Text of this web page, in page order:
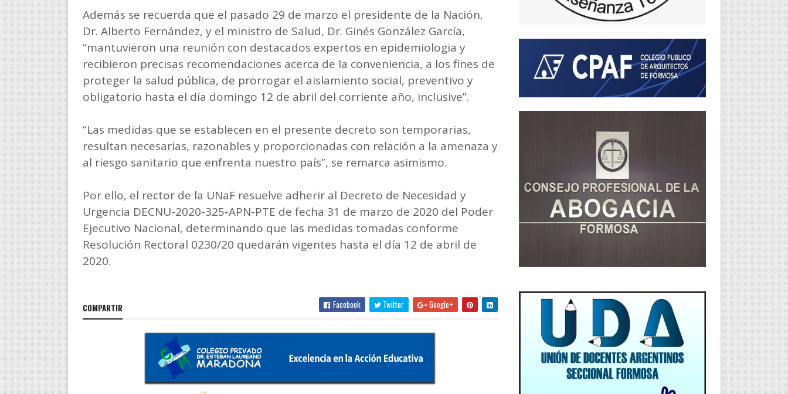
Además se recuerda que el pasado 29 de marzo el presidente de la Nación,
Dr. Alberto Fernández, y el ministro de Salud, Dr. Ginés González García,
“mantuvieron una reunión con destacados expertos en epidemiologia y
recibieron precisas recomendaciones acerca de la conveniencia, a los fines de
proteger la salud pública, de prorrogar el aislamiento social, preventivo y
obligatorio hasta el día domingo 12 de abril del corriente año, inclusive”.
“Las medidas que se establecen en el presente decreto son temporarias,
resultan necesarias, razonables y proporcionadas con relación a la amenaza y
al riesgo sanitario que enfrenta nuestro país”, se remarca asimismo.
Por ello, el rector de la UNaF resuelve adherir al Decreto de Necesidad y
Urgencia DECNU-2020-325-APN-PTE de fecha 31 de marzo de 2020 del Poder
Ejecutivo Nacional, determinando que las medidas tomadas conforme
Resolución Rectoral 0230/20 quedarán vigentes hasta el día 12 de abril de
2020.
COMPARTIR Facebook Twitter Google+